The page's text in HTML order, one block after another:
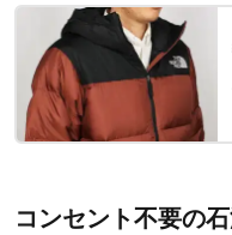
コンセント不要の